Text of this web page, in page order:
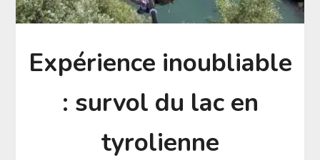
Expérience inoubliable
: survol du lac en
tyrolienne